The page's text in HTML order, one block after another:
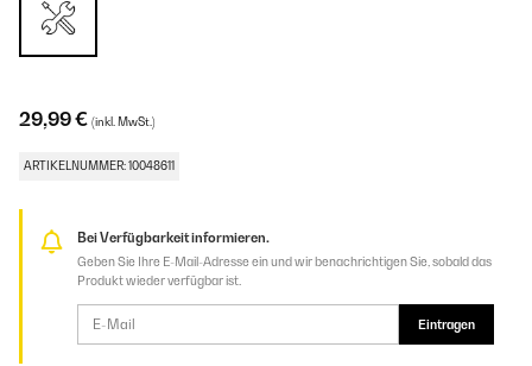
29,99 € (inkl. MwSt.)
ARTIKELNUMMER: 10048611
Bei Verfügbarkeit informieren.
Geben Sie Ihre E-Mail-Adresse ein und wir benachrichtigen Sie, sobald das
Produkt wieder verfügbar ist.
Eintragen